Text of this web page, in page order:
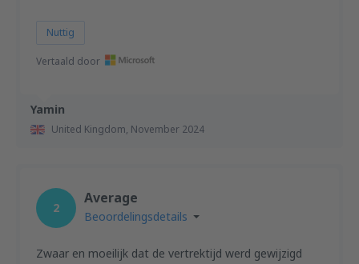
Yamin
United Kingdom, November 2024
Nuttig
Vertaald door
2
Average
Beoordelingsdetails
Zwaar en moeilijk dat de vertrektijd werd gewijzigd